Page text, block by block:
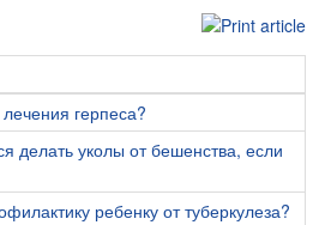
герпеса?
делать уколы от бешенства, если
ребенку от туберкулеза?